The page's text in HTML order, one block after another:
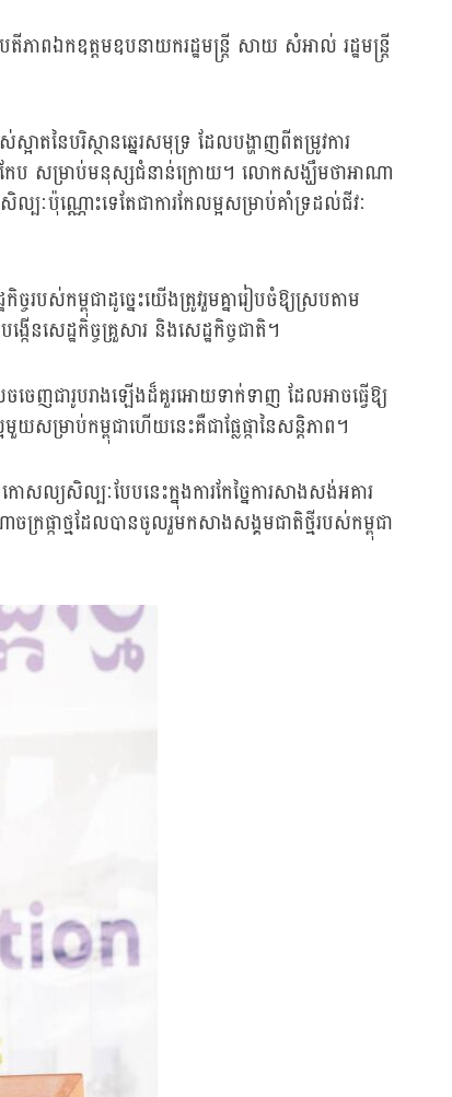
ភាពឯកឧត្តមឧបនាយករដ្ឋមន្ត្រី សាយ សំអាល់ រដ្ឋមន្ត្រី
តនៃបរិស្ថានឆ្នេរសមុទ្រ ដែលបង្ហាញពីតម្រូវការ
ត្តកែប សម្រាប់មនុស្សជំនាន់ក្រោយ។ លោកសង្ឃឹមថាអាណា
បៈប៉ុណ្ណោះទេតែជាការកែលម្អសម្រាប់គាំទ្រដល់ជីវៈ
បស់កម្ពុជាដូច្នេះយើងត្រូវរួមគ្នារៀបចំឱ្យស្របតាម
នសេដ្ឋកិច្ចគ្រួសារ និងសេដ្ឋកិច្ចជាតិ។
ចេញជារូបរាងឡើងដ៏គួរអោយទាក់ទាញ ដែលអាចធ្វើឱ្យ
សម្រាប់កម្ពុជាហើយនេះគឺជាផ្លែផ្កានៃសន្តិភាព។
យសិល្បៈបែបនេះក្នុងការកែច្នៃការសាងសង់អគារ
កាថ្មដែលបានចូលរួមកសាងសង្គមជាតិថ្មីរបស់កម្ពុជា